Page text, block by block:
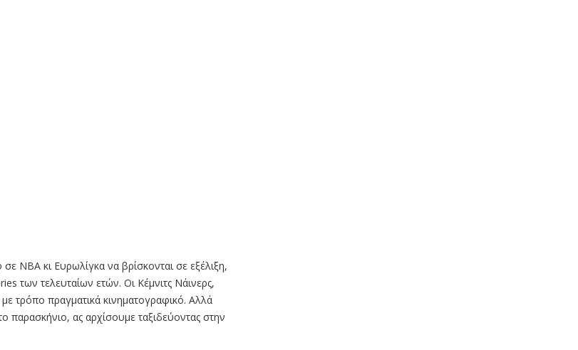
ΝΒΑ κι Ευρωλίγκα να βρίσκονται σε εξέλιξη,
των τελευταίων ετών. Οι Κέμνιτς Νάινερς,
τρόπο πραγματικά κινηματογραφικό. Αλλά
ας αρχίσουμε ταξιδεύοντας στην